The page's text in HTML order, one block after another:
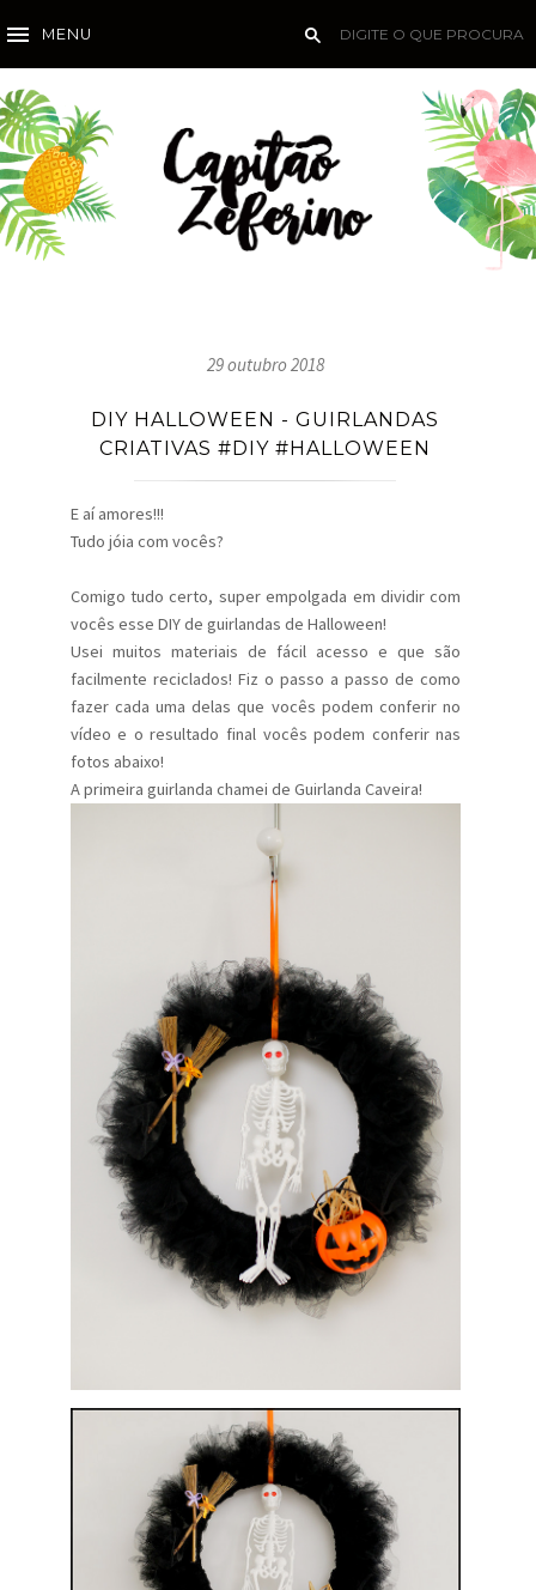
MENU
29 outubro 2018
DIY HALLOWEEN - GUIRLANDAS
CRIATIVAS #DIY #HALLOWEEN
E aí amores!!!
Tudo jóia com vocês?
Comigo tudo certo, super empolgada em dividir com
vocês esse DIY de guirlandas de Halloween!
Usei muitos materiais de fácil acesso e que são
facilmente reciclados! Fiz o passo a passo de como
fazer cada uma delas que vocês podem conferir no
vídeo e o resultado final vocês podem conferir nas
fotos abaixo!
A primeira guirlanda chamei de Guirlanda Caveira!